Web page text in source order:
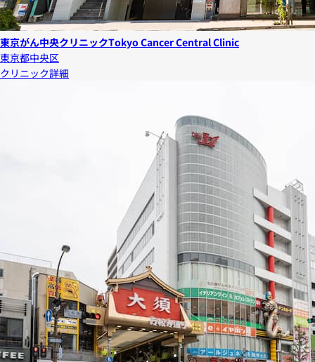
東京がん中央クリニックTokyo Cancer Central Clinic
東京都中央区
クリニック詳細